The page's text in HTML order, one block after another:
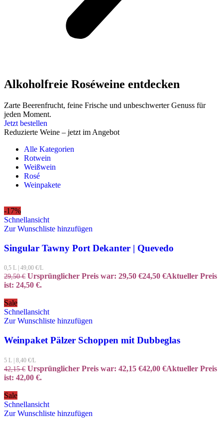
Alkoholfreie Roséweine entdecken
Zarte Beerenfrucht, feine Frische und unbeschwerter Genuss für
jeden Moment.
Jetzt bestellen
Reduzierte Weine – jetzt im Angebot
Alle Kategorien
Rotwein
Weißwein
Rosé
Weinpakete
-17%
Schnellansicht
Zur Wunschliste hinzufügen
Singular Tawny Port Dekanter | Quevedo
0,5 L 49,00 €/L
29,50€ Ursprünglicher Preis war: 29,50 €24,50 €Aktueller Preis
ist: 24,50 €.
Sale
Schnellansicht
Zur Wunschliste hinzufügen
Weinpaket Pälzer Schoppen mit Dubbeglas
5 L | 8,40 €/L
42,15€ Ursprünglicher Preis war: 42,15 €42,00 €Aktueller Preis
ist: 42,00 €.
Sale
Schnellansicht
Zur Wunschliste hinzufügen